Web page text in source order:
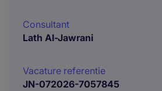
Consultant
Lath Al-Jawrani
Vacature referentie
JN-072026-7057845